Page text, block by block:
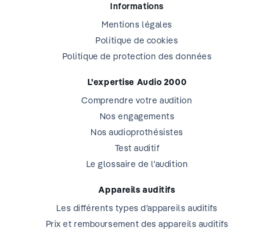
Informations
Mentions légales
Politique de cookies
Politique de protection des données
L’expertise Audio 2000
Comprendre votre audition
Nos engagements
Nos audioprothésistes
Test auditif
Le glossaire de l’audition
Appareils auditifs
Les différents types d’appareils auditifs
Prix et remboursement des appareils auditifs